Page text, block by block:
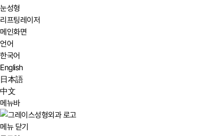
눈성형
리프팅레이저
메인화면
언어
한국어
English
日本語
中文
메뉴바
메뉴 닫기